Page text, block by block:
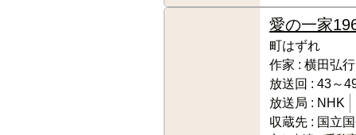
愛の一家
町はずれ
作家 : 横田弘行
放送回 : 43～
放送局 : NHK
収蔵先 : 国立